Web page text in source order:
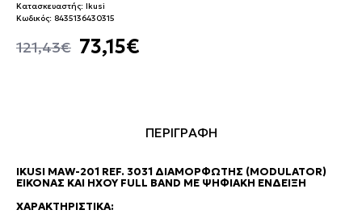
73,15€
121,43€
Κατασκευαστής: Ikusi
Κωδικός: 8435136430315
ΠΕΡΙΓΡΑΦΗ
IKUSI MAW-201 REF. 3031 ΔΙΑΜΟΡΦΩΤΉΣ (MODULATOR)
ΕΙΚΌΝΑΣ ΚΑΙ ΉΧΟΥ FULL BAND ΜΕ ΨΗΦΙΑΚΉ ΈΝΔΕΙΞΗ
ΧΑΡΑΚΤΗΡΙΣΤΙΚΆ: